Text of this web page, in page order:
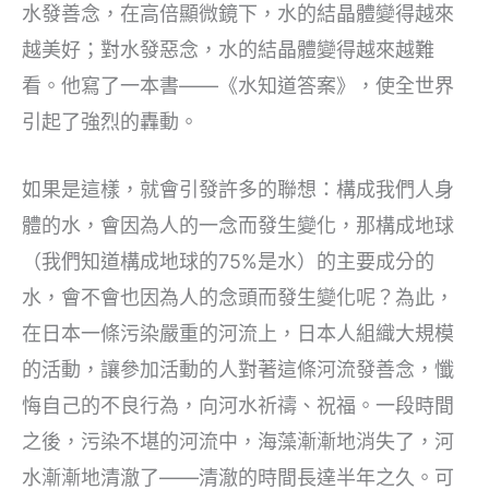
水發善念，在高倍顯微鏡下，水的結晶體變得越來
越美好；對水發惡念，水的結晶體變得越來越難
看。他寫了一本書——《水知道答案》，使全世界
引起了強烈的轟動。
如果是這樣，就會引發許多的聯想：構成我們人身
體的水，會因為人的一念而發生變化，那構成地球
（我們知道構成地球的75%是水）的主要成分的
水，會不會也因為人的念頭而發生變化呢？為此，
在日本一條污染嚴重的河流上，日本人組織大規模
的活動，讓參加活動的人對著這條河流發善念，懺
悔自己的不良行為，向河水祈禱、祝福。一段時間
之後，污染不堪的河流中，海藻漸漸地消失了，河
水漸漸地清澈了——清澈的時間長達半年之久。可